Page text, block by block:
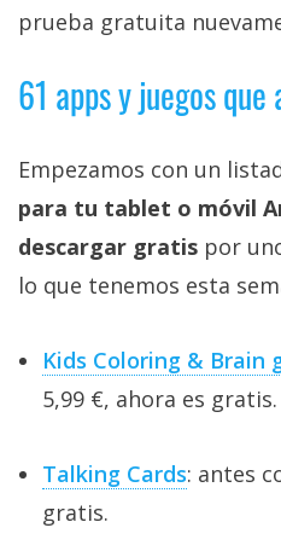
prueba gratuita
61 apps y juegos
Empezamos con un
para tu tablet o móvil
descargar gratis por
lo que tenemos esta
Kids Coloring & Brain
5,99 €, ahora es gratis.
Talking Cards: antes
gratis.